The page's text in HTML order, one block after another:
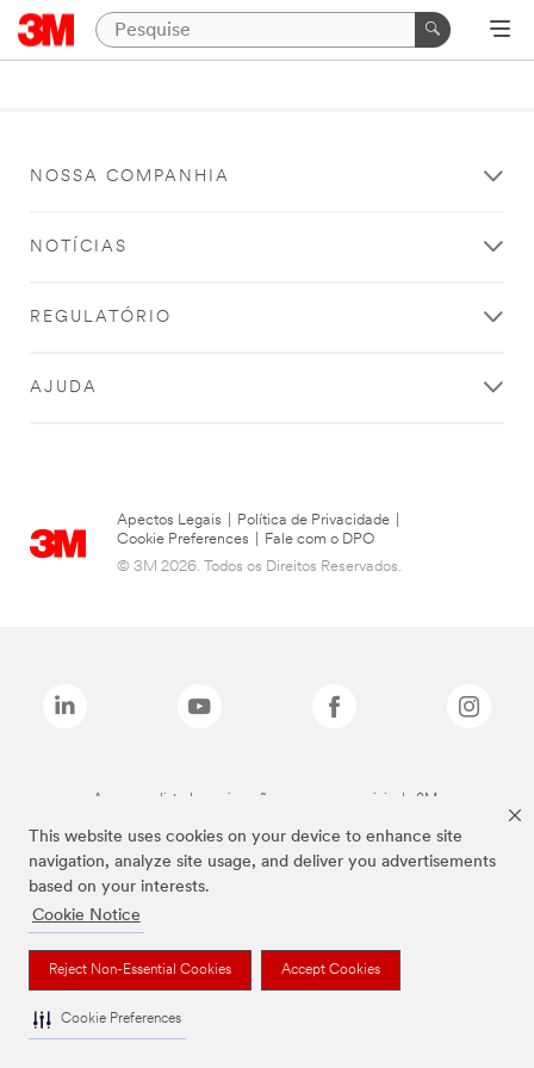
This website uses cookies on your device to enhance site
navigation, analyze site usage, and deliver you advertisements
based on your interests.
Cookie Notice
Reject Non-Essential Cookies Accept Cookies
Cookie Preferences
NOSSA COMPANHIA
NOTÍCIAS
REGULATÓRIO
AJUDA
Apectos Legais Política de Privacidade
Cookie Preferences
Fale com o DPO
© 3M 2026. Todos os Direitos Reservados.
As marcas listadas a cima são marcas comerciais da 3M.